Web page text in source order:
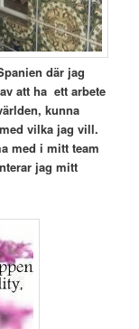
där jag
att ha ett arbete
kunna
vilka jag vill.
med i mitt team
jag mitt